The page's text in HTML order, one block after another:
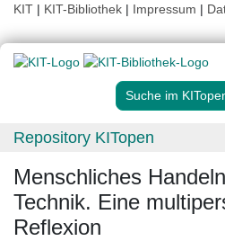
KIT | KIT-Bibliothek | Impressum |
Suche im
Repository KITopen
Menschliches
Technik. Eine
Reflexion